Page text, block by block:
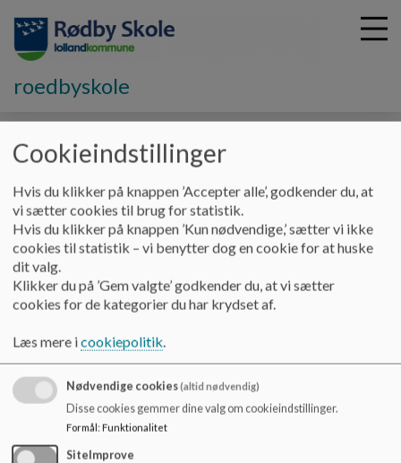
d
roedbyskole
Hvem er vi Profil Fritid og samarbejde
Fritid og samarbejde
Fritid og samarbejde
For Rødby Skole er det vigtigt, at der er et tæt og godt
samarbejde mellem elevernes skoledag og
deres fritidsinteresser.
Derfor har vi har igennem flere år oparbejdet et samarbejde
med lokalområdets foreninger – både helt praktisk i det
daglige og på årsbasis i forhold til forskellige aktiviteter og
arrangementer.
Cookieindstillinger
Hvis du klikker på knappen ’Accepter alle’, godkender du, at
vi sætter cookies til brug for statistik.
Hvis du klikker på knappen ’Kun nødvendige,’ sætter vi ikke
cookies til statistik – vi benytter dog en cookie for at huske
dit valg.
Klikker du på ’Gem valgte’ godkender du, at vi sætter
cookies for de kategorier du har krydset af.
Læs mere icookiepolitik.
Nødvendige cookies(altid nødvendig)
Disse cookies gemmer dine valg om cookieindstillinger.
Formål: Funktionalitet
SiteImprove